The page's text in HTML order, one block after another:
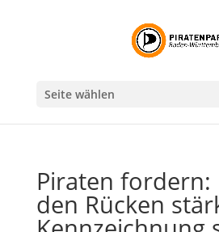
Seite wählen
Piraten fordern:
den Rücken